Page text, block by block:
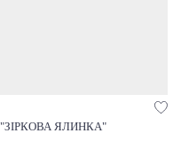
ЯЛИНКА"